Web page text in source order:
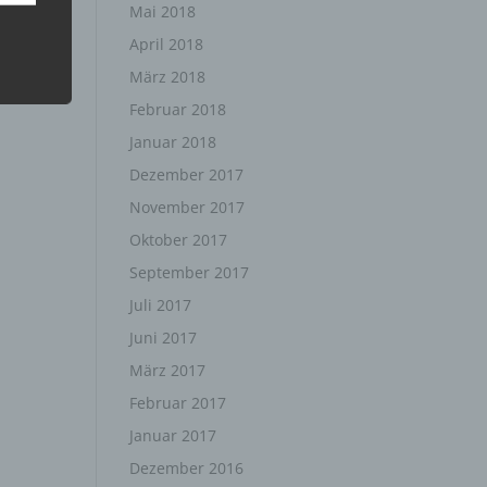
Mai 2018
April 2018
März 2018
Februar 2018
Januar 2018
Dezember 2017
November 2017
Oktober 2017
September 2017
Juli 2017
Juni 2017
März 2017
Februar 2017
Januar 2017
Dezember 2016